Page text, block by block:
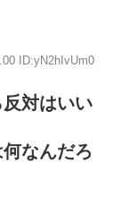
ID:yN2hIvUm0
対はいい
なんだろ